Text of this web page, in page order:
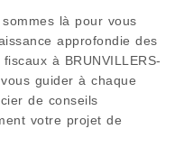
là pour vous
approfondie des
à BRUNVILLERS-
guider à chaque
de conseils
votre projet de